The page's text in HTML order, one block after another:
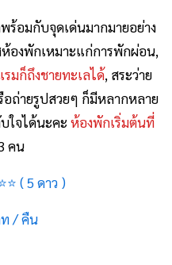
ร้อมกับจุดเด่นมากมายอย่าง
องพักเหมาะแก่การพักผ่อน,
รมก็ถึงชายทะเลได้, สระว่าย
อถ่ายรูปสวยๆ ก็มีหลากหลาย
ใจได้นะคะ ห้องพักเริ่มต้นที่
คน
⭐ ( 5 ดาว )
ท / คืน